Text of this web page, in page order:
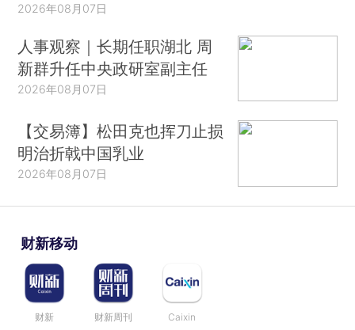
2026年08月07日
人事观察｜长期任职湖北 周
新群升任中央政研室副主任
2026年08月07日
【交易簿】松田克也挥刀止损
明治折戟中国乳业
2026年08月07日
财新移动
财新 财新周刊 Caixin